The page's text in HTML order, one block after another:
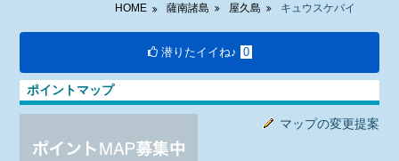
HOME 薩南諸島 屋久島 キュウスケバイ
潜りたイイね♪ 0
ポイントマップ
マップの変更提案